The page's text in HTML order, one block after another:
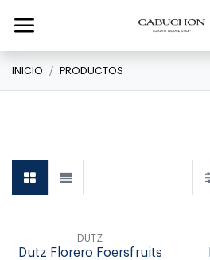
INICIO PRODUCTOS
DUTZ
Dutz Florero Foersfruits